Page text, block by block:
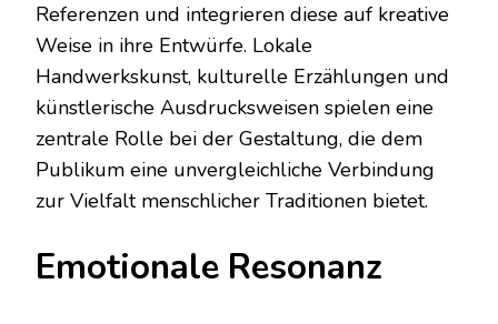
Referenzen und integrieren diese auf kreative
Weise in ihre Entwürfe. Lokale
Handwerkskunst, kulturelle Erzählungen und
künstlerische Ausdrucksweisen spielen eine
zentrale Rolle bei der Gestaltung, die dem
Publikum eine unvergleichliche Verbindung
zur Vielfalt menschlicher Traditionen bietet.
Emotionale Resonanz